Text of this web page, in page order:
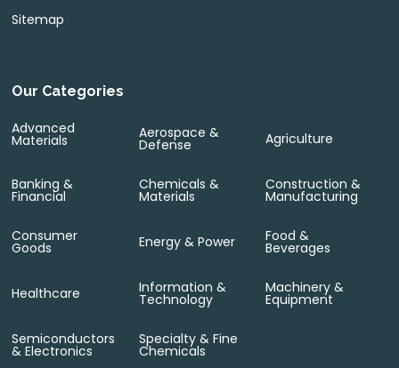
Sitemap
Our Categories
Advanced
Materials Aerospace &
Defense Agriculture
Banking &
Financial
Chemicals &
Materials
Construction &
Manufacturing
Consumer
Goods Energy & Power Food &
Beverages
Healthcare Information &
Technology
Machinery &
Equipment
Semiconductors
& Electronics
Specialty & Fine
Chemicals